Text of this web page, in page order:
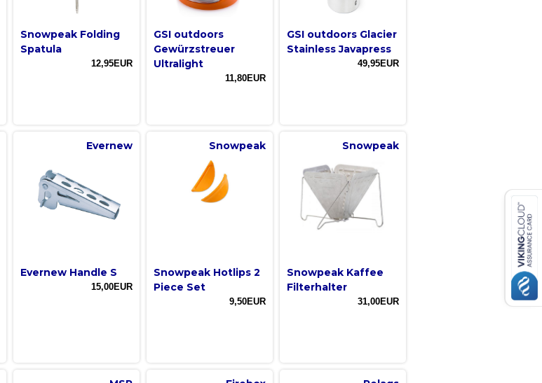
Snowpeak Folding
Spatula
12,95EUR
GSI outdoors
Gewürzstreuer
Ultralight
11,80EUR
GSI outdoors Glacier
Stainless Javapress
49,95EUR
Evernew
Evernew Handle S
15,00EUR
Snowpeak
Snowpeak Hotlips 2
Piece Set
9,50EUR
Snowpeak
Snowpeak Kaffee
Filterhalter
31,00EUR